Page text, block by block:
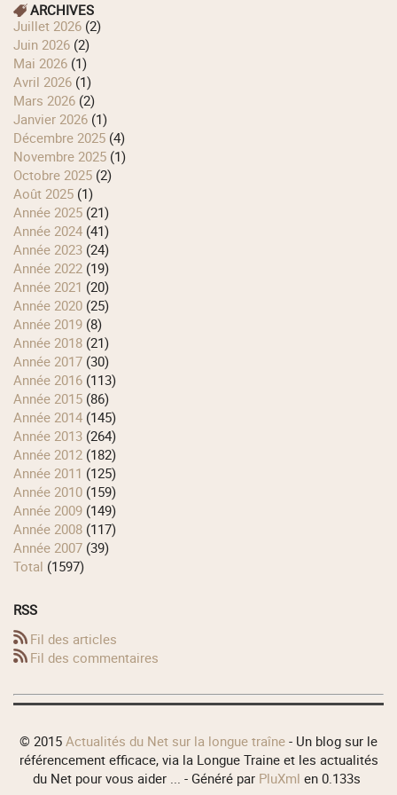
ARCHIVES
juillet 2026 (2)
juin 2026 (2)
mai 2026 (1)
avril 2026 (1)
mars 2026 (2)
janvier 2026 (1)
décembre 2025 (4)
novembre 2025 (1)
octobre 2025 (2)
août 2025 (1)
année 2025 (21)
année 2024 (41)
année 2023 (24)
année 2022 (19)
année 2021 (20)
année 2020 (25)
année 2019 (8)
année 2018 (21)
année 2017 (30)
année 2016 (113)
année 2015 (86)
année 2014 (145)
année 2013 (264)
année 2012 (182)
année 2011 (125)
année 2010 (159)
année 2009 (149)
année 2008 (117)
année 2007 (39)
total (1597)
RSS
Fil des articles
Fil des commentaires
© 2015 Actualités du Net sur la longue traîne - Un blog sur le
référencement efficace, via la Longue Traine et les actualités
du Net pour vous aider ... - Généré par PluXml en 0.133s